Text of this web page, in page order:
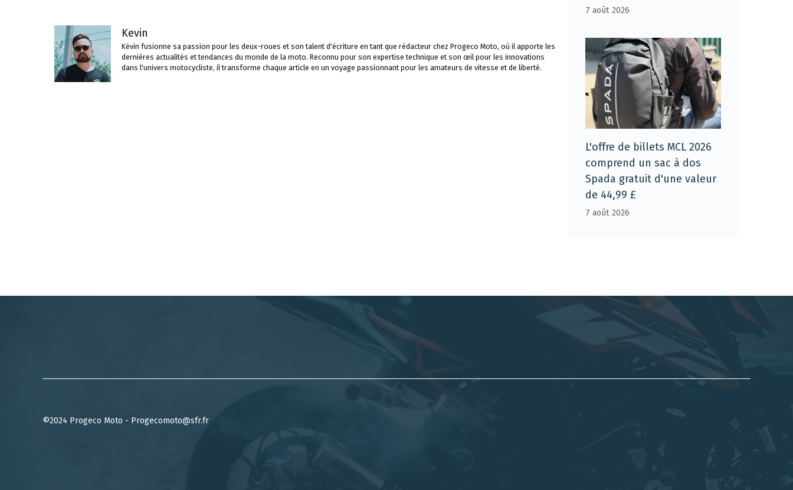
Kevin
Kévin fusionne sa passion pour les deux-roues et son talent d'écriture en tant que rédacteur chez Progeco Moto, où il apporte les
dernières actualités et tendances du monde de la moto. Reconnu pour son expertise technique et son œil pour les innovations
dans l'univers motocycliste, il transforme chaque article en un voyage passionnant pour les amateurs de vitesse et de liberté.
7 août 2026
L'offre de billets MCL 2026
comprend un sac à dos
Spada gratuit d'une valeur
de 44,99 £
7 août 2026
©2024 Progeco Moto - Progecomoto@sfr.fr